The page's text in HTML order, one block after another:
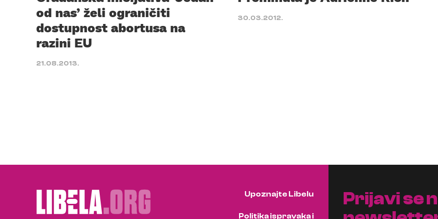
od nas’ želi ograničiti
dostupnost abortusa na
razini EU
21.08.2013.
30.03.2012.
Upoznajte Libelu
Politika ispravaka i
Prijavi se